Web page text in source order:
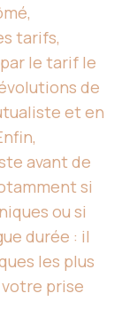
tarifs,
le tarif le
de
et en
avant de
si
ou si
durée : il
les plus
prise